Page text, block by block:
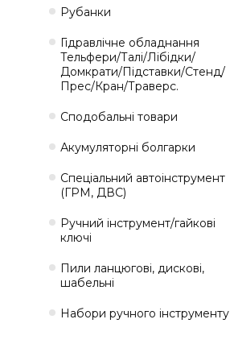
Рубанки
Гідравлічне обладнання
Тельфери/Талі/Лібідки/
Домкрати/Підставки/Стенд/
Прес/Кран/Траверс.
Сподобальні товари
Акумуляторні болгарки
Спеціальний автоінструмент
(ГРМ, ДВС)
Ручний інструмент/гайкові
ключі
Пили ланцюгові, дискові,
шабельні
Набори ручного інструменту